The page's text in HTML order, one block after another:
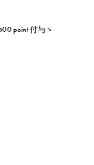
point 付与＞